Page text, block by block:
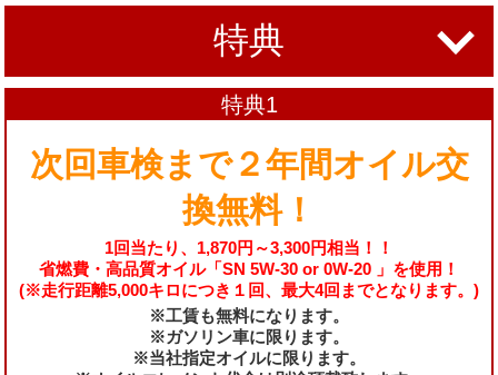
特典
特典1
次回車検まで２年間オイル交
換無料！
1回当たり、1,870円～3,300円相当！！
省燃費・高品質オイル「SN 5W-30 or 0W-20 」を使用！
(※走行距離5,000キロにつき１回、最大4回までとなります。)
※工賃も無料になります。
※ガソリン車に限ります。
※当社指定オイルに限ります。